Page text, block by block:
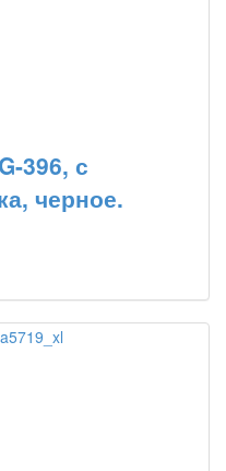
396, с
черное.